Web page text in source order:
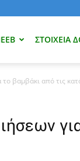
ΣΤΟΙΧΕΊΑ
το βαμβάκι από τις